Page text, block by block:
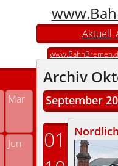
Aktuell
Mär
Jun
Archiv
September
01